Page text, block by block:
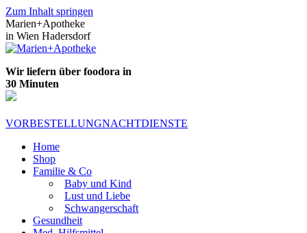
Zum Inhalt springen
Marien+Apotheke
in Wien Hadersdorf
Wir liefern über foodora in
30 Minuten
VORBESTELLUNGNACHTDIENSTE
Home
Shop
Familie & Co
Baby und Kind
Lust und Liebe
Schwangerschaft
Gesundheit